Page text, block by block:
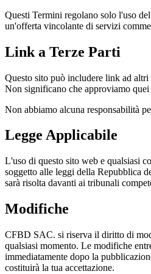
Questi Termini regolano solo l'uso
un'offerta vincolante di servizi
Link a Terze Parti
Questo sito può includere link ad
Non significano che approviamo quei
Non abbiamo alcuna responsabilità
Legge Applicabile
L'uso di questo sito web e qualsiasi
soggetto alle leggi della Repubblica
sarà risolta davanti ai tribunali
Modifiche
CFBD SAC. si riserva il diritto di
qualsiasi momento. Le modifiche
immediatamente dopo la
costituirà la tua accettazione.